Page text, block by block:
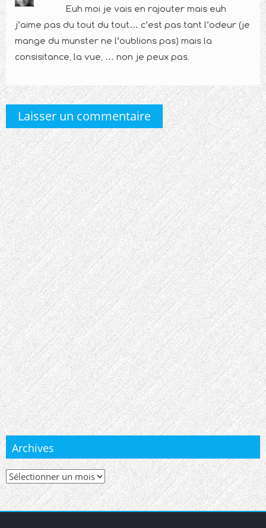
Euh moi je vais en rajouter mais euh
j’aime pas du tout du tout… c’est pas tant l’odeur (je
mange du munster ne l’oublions pas) mais la
consisitance, la vue, … non je peux pas.
Laisser un commentaire
Archives
Archives